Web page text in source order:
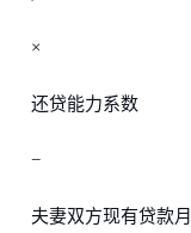
×
还贷能力系数
−
夫妻双方现有贷款